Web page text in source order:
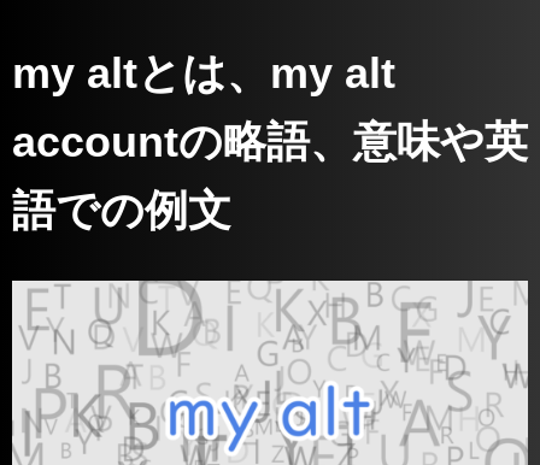
my altとは、my alt
accountの略語、意味や英
語での例文